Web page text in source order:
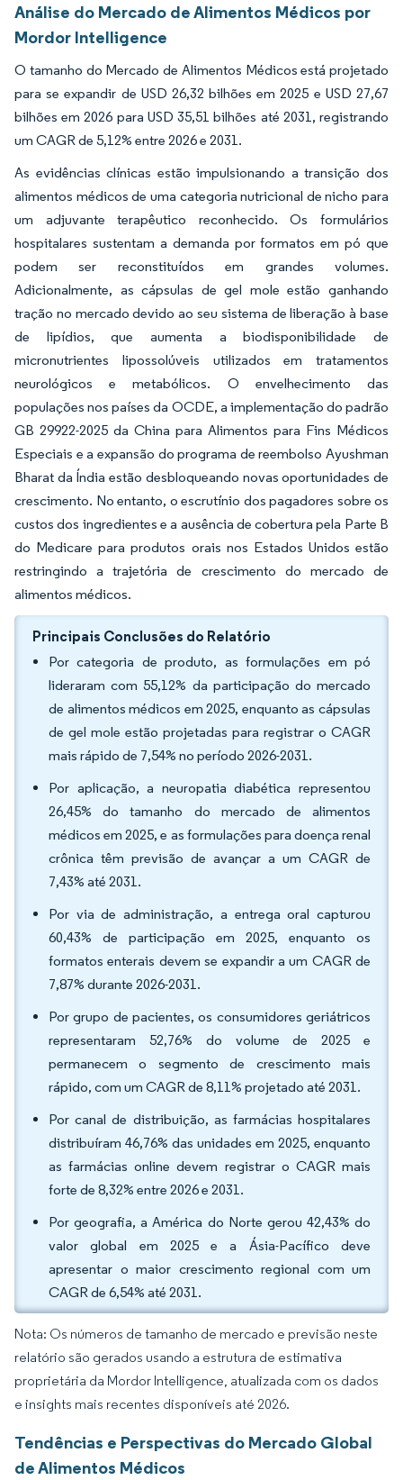
Análise do Mercado de Alimentos Médicos por
Mordor Intelligence
O tamanho do Mercado de Alimentos Médicos está projetado
para se expandir de USD 26,32 bilhões em 2025 e USD 27,67
bilhões em 2026 para USD 35,51 bilhões até 2031, registrando
um CAGR de 5,12% entre 2026 e 2031.
As evidências clínicas estão impulsionando a transição dos
alimentos médicos de uma categoria nutricional de nicho para
um adjuvante terapêutico reconhecido. Os formulários
hospitalares sustentam a demanda por formatos em pó que
podem ser reconstituídos em grandes volumes.
Adicionalmente, as cápsulas de gel mole estão ganhando
tração no mercado devido ao seu sistema de liberação à base
de lipídios, que aumenta a biodisponibilidade de
micronutrientes lipossolúveis utilizados em tratamentos
neurológicos e metabólicos. O envelhecimento das
populações nos países da OCDE, a implementação do padrão
GB 29922-2025 da China para Alimentos para Fins Médicos
Especiais e a expansão do programa de reembolso Ayushman
Bharat da Índia estão desbloqueando novas oportunidades de
crescimento. No entanto, o escrutínio dos pagadores sobre os
custos dos ingredientes e a ausência de cobertura pela Parte B
do Medicare para produtos orais nos Estados Unidos estão
restringindo a trajetória de crescimento do mercado de
alimentos médicos.
Principais Conclusões do Relatório
Por categoria de produto, as formulações em pó
lideraram com 55,12% da participação do mercado
de alimentos médicos em 2025, enquanto as cápsulas
de gel mole estão projetadas para registrar o CAGR
mais rápido de 7,54% no período 2026-2031.
Por aplicação, a neuropatia diabética representou
26,45% do tamanho do mercado de alimentos
médicos em 2025, e as formulações para doença renal
crônica têm previsão de avançar a um CAGR de
7,43% até 2031.
Por via de administração, a entrega oral capturou
60,43% de participação em 2025, enquanto os
formatos enterais devem se expandir a um CAGR de
7,87% durante 2026-2031.
Por grupo de pacientes, os consumidores geriátricos
representaram 52,76% do volume de 2025 e
permanecem o segmento de crescimento mais
rápido, com um CAGR de 8,11% projetado até 2031.
Por canal de distribuição, as farmácias hospitalares
distribuíram 46,76% das unidades em 2025, enquanto
as farmácias online devem registrar o CAGR mais
forte de 8,32% entre 2026 e 2031.
Por geografia, a América do Norte gerou 42,43% do
valor global em 2025 e a Ásia-Pacífico deve
apresentar o maior crescimento regional com um
CAGR de 6,54% até 2031.
Nota: Os números de tamanho de mercado e previsão neste
relatório são gerados usando a estrutura de estimativa
proprietária da Mordor Intelligence, atualizada com os dados
e insights mais recentes disponíveis até 2026.
Tendências e Perspectivas do Mercado Global
de Alimentos Médicos